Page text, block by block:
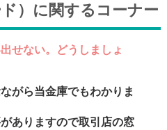
）に関するコーナー
せない。どうしましょ
がら当金庫でもわかりま
ありますので取引店の窓